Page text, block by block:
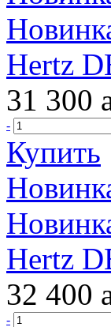
Hertz
31 300
-
Купить
Hertz
32 400
-